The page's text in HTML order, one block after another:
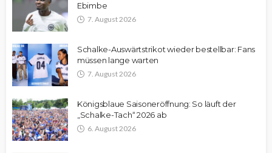
Ebimbe
7. August 2026
Schalke-Auswärtstrikot wieder bestellbar: Fans
müssen lange warten
7. August 2026
Königsblaue Saisoneröffnung: So läuft der
„Schalke-Tach“ 2026 ab
6. August 2026